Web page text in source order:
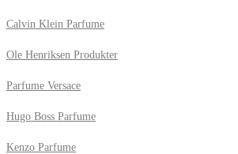
Calvin Klein Parfume
Ole Henriksen Produkter
Parfume Versace
Hugo Boss Parfume
Kenzo Parfume